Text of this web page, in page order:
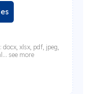
xlsx, pdf, jpeg,
see more